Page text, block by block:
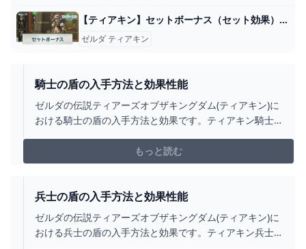
【ティアキン】セットボーナス（セット効果）一覧とおすすめ【ゼルダの伝説ティアーズオブザキングダム】 - 神ゲー攻略
ゼルダ ティアキン
騎士の盾の入手方法と効果性能
ゼルダの伝説ティアーズオブザキングダム(ティアキン)に
おける騎士の盾の入手方法と効果です。ティアキン騎士
いても掲載しています。もっと読む
兵士の盾の入手方法と効果性能
ゼルダの伝説ティアーズオブザキングダム(ティアキン)に
おける兵士の盾の入手方法と効果です。ティアキン兵士